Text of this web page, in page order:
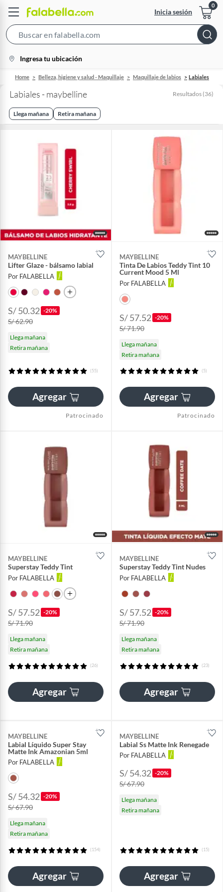
Inicia sesión
Bar
location-
icon
Ingresa tu ubicación
Home Belleza, higiene y salud - Maquillaje Maquillaje de labios Labiales
Labiales - maybelline Resultados (36)
Llega mañana Retira mañana
MAYBELLINE
Lifter Glaze - bálsamo labial
Por FALABELLA
S/ 50.32 -20%
S/ 62.90
Llega mañana
Retira mañana
(55)
Agregar
Patrocinado
MAYBELLINE
Tinta De Labios Teddy Tint 10
Current Mood 5 Ml
Por FALABELLA
S/ 57.52 -20%
S/ 71.90
Llega mañana
Retira mañana
(5)
Agregar
Patrocinado
MAYBELLINE
Superstay Teddy Tint
Por FALABELLA
S/ 57.52 -20%
S/ 71.90
Llega mañana
Retira mañana
(26)
Agregar
MAYBELLINE
Superstay Teddy Tint Nudes
Por FALABELLA
S/ 57.52 -20%
S/ 71.90
Llega mañana
Retira mañana
(23)
Agregar
MAYBELLINE
Labial Líquido Super Stay
Matte Ink Amazonian 5ml
Por FALABELLA
S/ 54.32 -20%
S/ 67.90
Llega mañana
Retira mañana
(154)
Agregar
MAYBELLINE
Labial Ss Matte Ink Renegade
Por FALABELLA
S/ 54.32 -20%
S/ 67.90
Llega mañana
Retira mañana
(15)
Agregar